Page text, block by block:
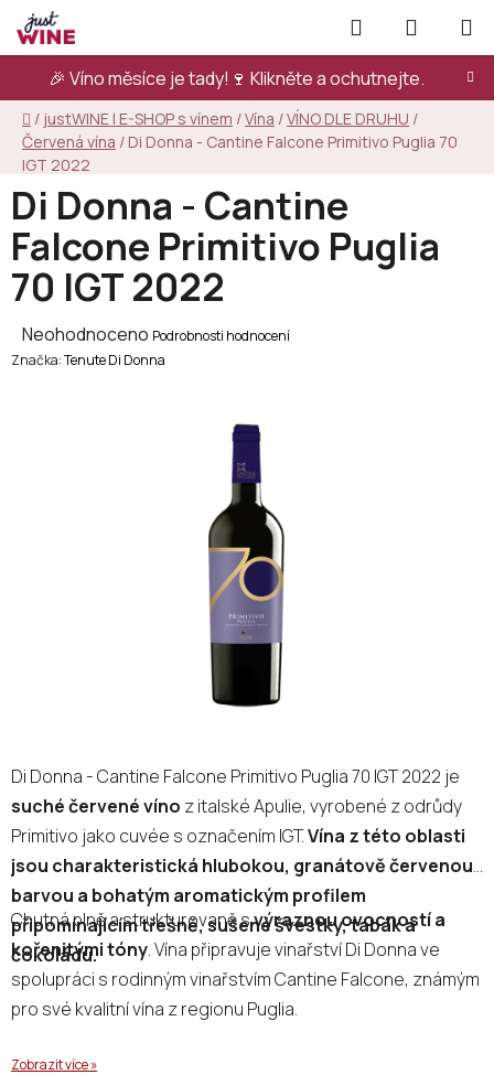
Přejít
na
obsah
🎉 Víno měsíce je tady!🍷 Klikněte a ochutnejte.
Hledat
KOŠÍK
Domů
/ justWINE | E-SHOP s vínem /Vína /VÍNO DLE DRUHU /
Červená vína / Di Donna - Cantine Falcone Primitivo Puglia 70
IGT 2022
Di Donna - Cantine Falcone Primitivo Puglia 70 IGT 2022 je
suché červené víno z italské Apulie, vyrobené z odrůdy
Primitivo jako cuvée s označením IGT.Vína z této oblasti
jsou charakteristická hlubokou, granátově červenou
barvou a bohatým aromatickým profilem
připomínajícím třešně, sušené švestky, tabák a
čokoládu.
Chutná plně a strukturovaně svýraznou ovocností a
kořenitými tóny. Vína připravuje vinařství Di Donna ve
spolupráci s rodinným vinařstvím Cantine Falcone, známým
pro své kvalitní vína z regionu Puglia.
Zobrazit více »
Di Donna - Cantine
Falcone Primitivo Puglia
70 IGT 2022
Průměrné
hodnocení
Neohodnoceno Podrobnosti hodnocení
Značka:Tenute Di Donna